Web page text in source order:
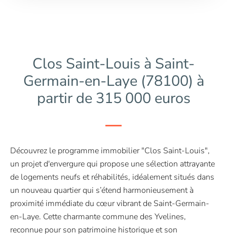
Clos Saint-Louis à Saint-
Germain-en-Laye (78100) à
partir de 315 000 euros
Découvrez le programme immobilier "Clos Saint-Louis",
un projet d'envergure qui propose une sélection attrayante
de logements neufs et réhabilités, idéalement situés dans
un nouveau quartier qui s’étend harmonieusement à
proximité immédiate du cœur vibrant de Saint-Germain-
en-Laye. Cette charmante commune des Yvelines,
reconnue pour son patrimoine historique et son